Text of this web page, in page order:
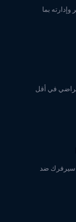
بما
في أقل
سيرفرك ضد